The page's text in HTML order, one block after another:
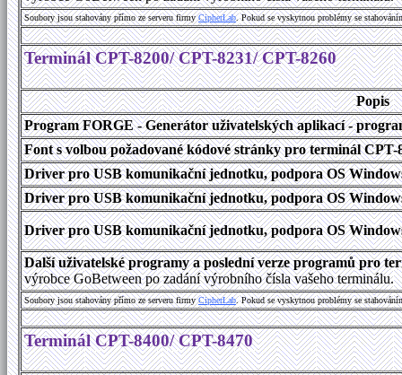
Soubory jsou stahovány přímo ze serveru firmyCipherLab. Pokud se vyskytnou problémy se
Terminál CPT-8200/ CPT-8231/ CPT-8260
Popis
Program FORGE - Generátor uživatelských aplikací -
Font s volbou požadované kódové stránky pro terminál
Driver pro USB komunikační jednotku, podpora OS
Driver pro USB komunikační jednotku, podpora OS
Driver pro USB komunikační jednotku, podpora OS
Další uživatelské programy a poslední verze programů pro
výrobce GoBetween po zadání výrobního čísla vašeho terminálu.
Soubory jsou stahovány přímo ze serveru firmyCipherLab. Pokud se vyskytnou problémy se
Terminál CPT-8400/ CPT-8470